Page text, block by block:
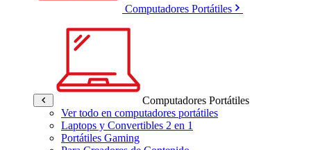
Computadores Portátiles
Computadores Portátiles
Ver todo en computadores portátiles
Laptops y Convertibles 2 en 1
Portátiles Gaming